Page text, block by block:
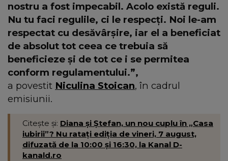
nostru a fost impecabil. Acolo există reguli.
Nu tu faci regulile, ci le respecți. Noi le-am
respectat cu desăvârșire, iar el a beneficiat
de absolut tot ceea ce trebuia să
beneficieze și de tot ce i se permitea
conform regulamentului.”,
a povestit Niculina Stoican, în cadrul
emisiunii.
Citește și: Diana și Ștefan, un nou cuplu în „Casa
iubirii”? Nu ratați ediția de vineri, 7 august,
difuzată de la 10:00 și 16:30, la Kanal D-
kanald.ro